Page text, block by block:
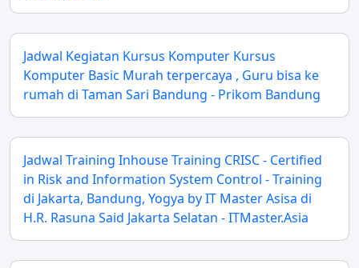
Jadwal Kegiatan Kursus Komputer Kursus
Komputer Basic Murah terpercaya , Guru bisa ke
rumah di Taman Sari Bandung - Prikom Bandung
Jadwal Training Inhouse Training CRISC - Certified
in Risk and Information System Control - Training
di Jakarta, Bandung, Yogya by IT Master Asisa di
H.R. Rasuna Said Jakarta Selatan - ITMaster.Asia